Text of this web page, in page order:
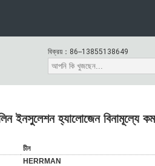
বিক্রয়： 86--13855138649
ইনসুলেশন হ্যালোজেন বিনামূল্যে
চীন
HERRMAN